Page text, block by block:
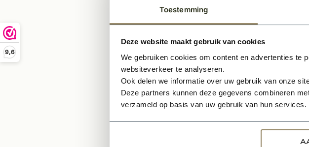
Toestemming
Deze website maakt gebruik van cookies
We gebruiken cookies om content en advertenties te
websiteverkeer te analyseren.
Ook delen we informatie over uw gebruik van onze
Deze partners kunnen deze gegevens combineren
verzameld op basis van uw gebruik van hun services.
9,6